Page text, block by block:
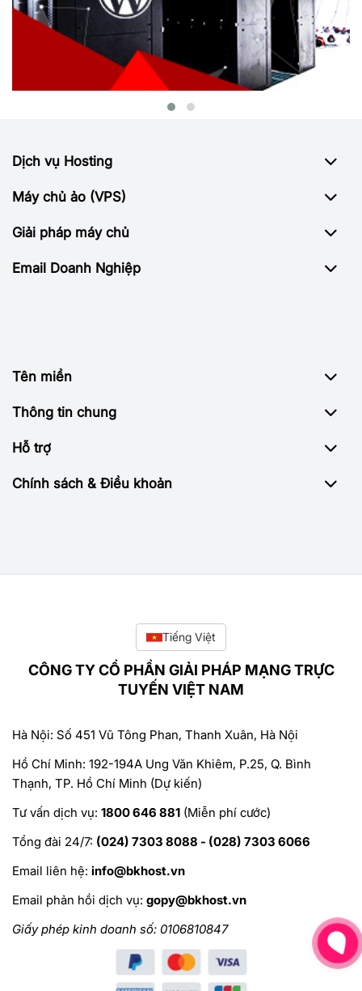
Dịch vụ Hosting
Máy chủ ảo (VPS)
Giải pháp máy chủ
Email Doanh Nghiệp
Tên miền
Thông tin chung
Hỗ trợ
Chính sách & Điều khoản
Tiếng Việt
CÔNG TY CỔ PHẦN GIẢI PHÁP MẠNG TRỰC
TUYẾN VIỆT NAM
Hà Nội: Số 451 Vũ Tông Phan, Thanh Xuân, Hà Nội
Hồ Chí Minh: 192-194A Ung Văn Khiêm, P.25, Q. Bình
Thạnh, TP. Hồ Chí Minh (Dự kiến)
Tư vấn dịch vụ: 1800 646 881 (Miễn phí cước)
Tổng đài 24/7: (024) 7303 8088 - (028) 7303 6066
Email liên hệ: info@bkhost.vn
Email phản hồi dịch vụ: gopy@bkhost.vn
Giấy phép kinh doanh số: 0106810847